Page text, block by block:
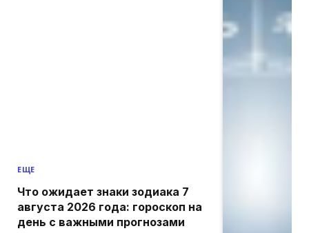
ЕЩЕ
Что ожидает знаки зодиака 7
августа 2026 года: гороскоп на
день с важными прогнозами